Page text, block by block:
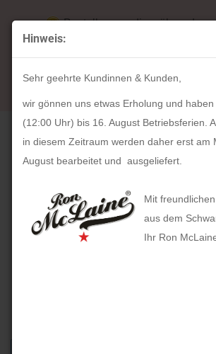
Hinweis:
Sehr geehrte Kundinnen & Kunden,
wir gönnen uns etwas Erholung und
(12:00 Uhr) bis 16. August Betriebsferien.
in diesem Zeitraum werden daher erst am
August bearbeitet und ausgeliefert.
Mit
aus dem
Ihr Ron
Bestellungen die während
Betriebsferien (31. Juli ab 12:00 Uhr
August) aufgegeben werden, werden
17. August bearbeitet und
« Erster « zurück weiter »
Letzter »
Artikel in dieser Kategorie
Schreibtischunterlage TIROL (koffee)